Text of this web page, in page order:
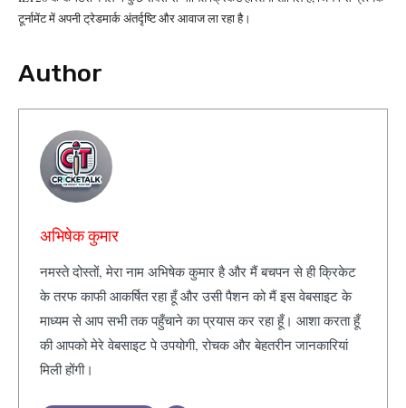
टूर्नामेंट में अपनी ट्रेडमार्क अंतर्दृष्टि और आवाज ला रहा है।
Author
अभिषेक कुमार
नमस्ते दोस्तों, मेरा नाम अभिषेक कुमार है और मैं बचपन से ही क्रिकेट
के तरफ काफी आकर्षित रहा हूँ और उसी पैशन को मैं इस वेबसाइट के
माध्यम से आप सभी तक पहुँचाने का प्रयास कर रहा हूँ। आशा करता हूँ
की आपको मेरे वेबसाइट पे उपयोगी, रोचक और बेहतरीन जानकारियां
मिली होंगी।